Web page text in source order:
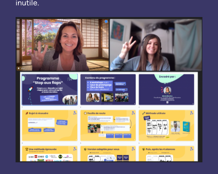
inutile.